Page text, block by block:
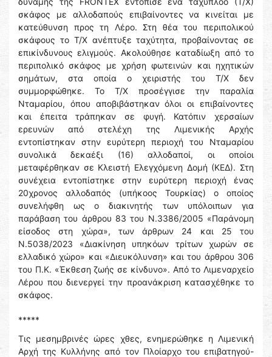
σκάφος με αλλοδαπούς επιβαίνοντες να κινείται με
κατεύθυνση προς τη Λέρο. Στη θέα του περιπολικού
σκάφους το Τ/Χ ανέπτυξε ταχύτητα, προβαίνοντας σε
επικίνδυνους ελιγμούς. Ακολούθησε καταδίωξη από το
περιπολικό σκάφος με χρήση φωτεινών και ηχητικών
σημάτων, στα οποία ο χειριστής του Τ/Χ δεν
συμμορφώθηκε. Το Τ/Χ προσέγγισε την παραλία
Νταμαρίου, όπου αποβιβάστηκαν όλοι οι επιβαίνοντες
και έπειτα τράπηκαν σε φυγή. Κατόπιν χερσαίων
ερευνών από στελέχη της Λιμενικής Αρχής
εντοπίστηκαν στην ευρύτερη περιοχή του Νταμαρίου
συνολικά δεκαέξι (16) αλλοδαποί, οι οποίοι
μεταφέρθηκαν σε Κλειστή Ελεγχόμενη Δομή (ΚΕΔ). Στη
συνέχεια εντοπίστηκε στην ευρύτερη περιοχή ένας
20χρονος αλλοδαπός (υπήκοος Τουρκίας) ο οποίος
συνελήφθη ως ο διακινητής των υπόλοιπων για
παράβαση του άρθρου 83 του Ν.3386/2005 «Παράνομη
είσοδος στη χώρα», των άρθρων 24 και 25 του
Ν.5038/2023 «Διακίνηση υπηκόων τρίτων χωρών σε
ελλαδικό χώρο» και «Διευκόλυνση» και του άρθρου 306
του Π.Κ. «Έκθεση ζωής σε κίνδυνο». Από το Λιμεναρχείο
Λέρου που διενεργεί την προανάκριση κατασχέθηκε το
σκάφος.
*****
Τις μεσημβρινές ώρες χθες, ενημερώθηκε η Λιμενική
Αρχή της Κυλλήνης από τον Πλοίαρχο του επιβατηγού-